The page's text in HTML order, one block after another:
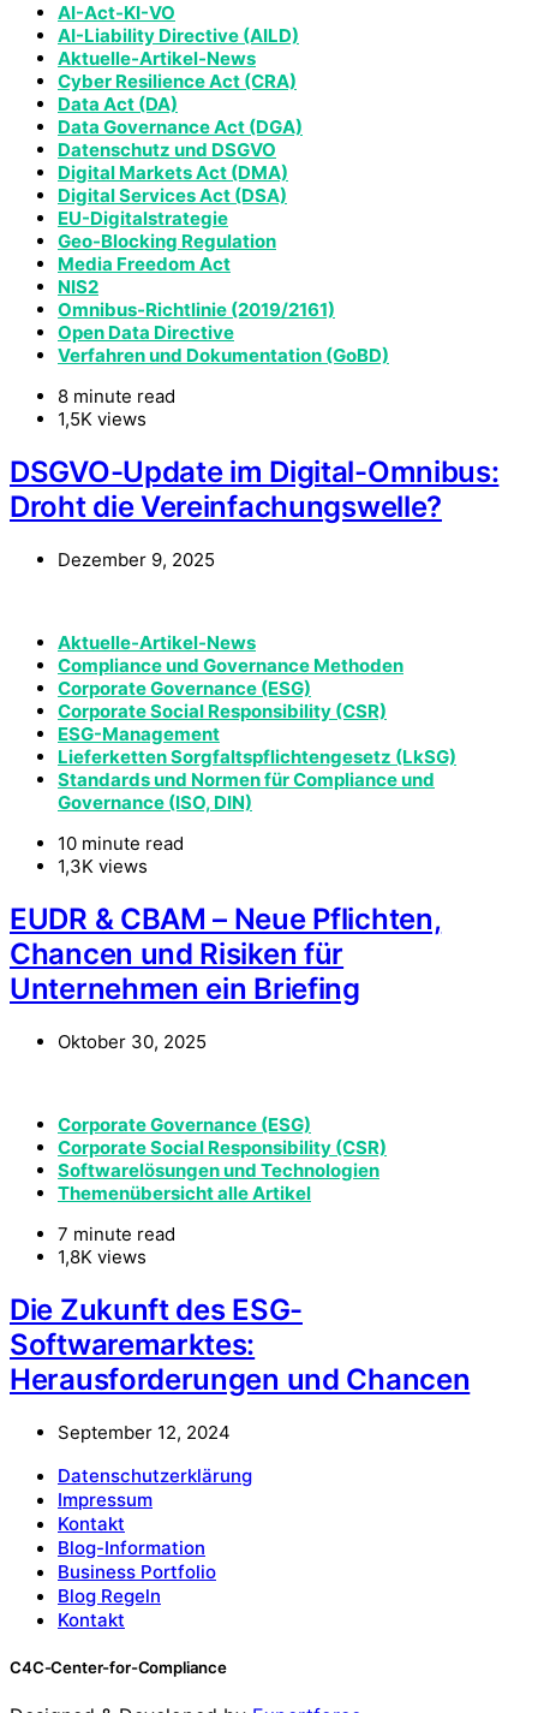
AI-Act-KI-VO
AI-Liability Directive (AILD)
Aktuelle-Artikel-News
Cyber Resilience Act (CRA)
Data Act (DA)
Data Governance Act (DGA)
Datenschutz und DSGVO
Digital Markets Act (DMA)
Digital Services Act (DSA)
EU-Digitalstrategie
Geo-Blocking Regulation
Media Freedom Act
NIS2
Omnibus-Richtlinie (2019/2161)
Open Data Directive
Verfahren und Dokumentation (GoBD)
8 minute read
1,5K views
DSGVO-Update im Digital-Omnibus:
Droht die Vereinfachungswelle?
Dezember 9, 2025
Aktuelle-Artikel-News
Compliance und Governance Methoden
Corporate Governance (ESG)
Corporate Social Responsibility (CSR)
ESG-Management
Lieferketten Sorgfaltspflichtengesetz (LkSG)
Standards und Normen für Compliance und
Governance (ISO, DIN)
10 minute read
1,3K views
EUDR & CBAM – Neue Pflichten,
Chancen und Risiken für
Unternehmen ein Briefing
Oktober 30, 2025
Corporate Governance (ESG)
Corporate Social Responsibility (CSR)
Softwarelösungen und Technologien
Themenübersicht alle Artikel
7 minute read
1,8K views
Die Zukunft des ESG-
Softwaremarktes:
Herausforderungen und Chancen
September 12, 2024
Datenschutzerklärung
Impressum
Kontakt
Blog-Information
Business Portfolio
Blog Regeln
Kontakt
C4C-Center-for-Compliance